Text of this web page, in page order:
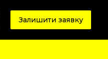
Залишити заявку